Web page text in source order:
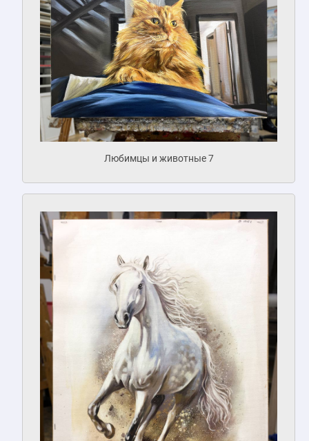
Любимцы и животные 7